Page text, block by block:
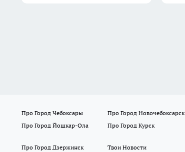
Про Город Чебоксары Про Город Новочебоксарск
Про Город Йошкар-Ола
Про Город Курск
Про Город Дзержинск
Твои Новости